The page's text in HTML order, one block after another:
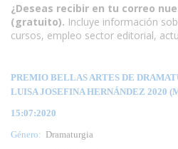
¿Deseas recibir en tu correo
(gratuito). Incluye información
cursos, empleo sector editorial,
PREMIO BELLAS ARTES DE
LUISA JOSEFINA HERNÁNDEZ 2020
15:07:2020
Género: Dramaturgia